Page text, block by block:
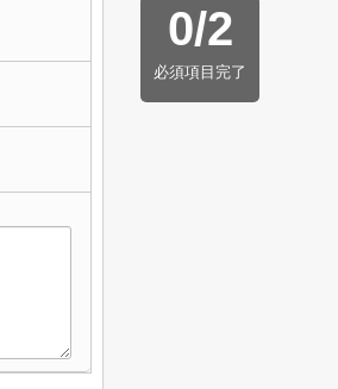
0/2
必須項目完了